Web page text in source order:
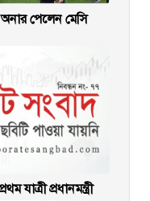
অনার পেলেন মেসি
যাত্রী প্রধানমন্ত্রী